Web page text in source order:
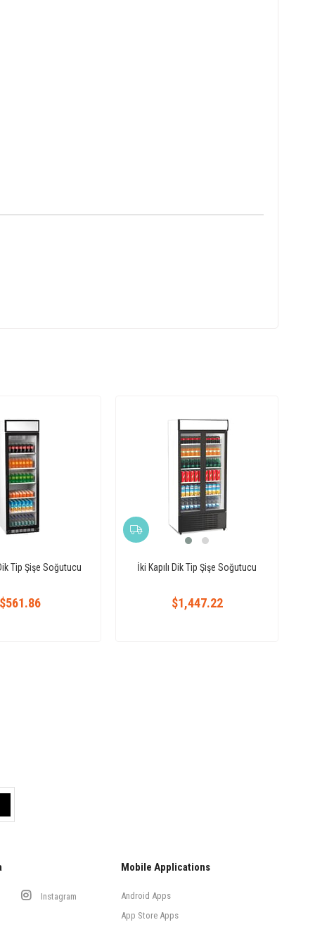
Tip Şişe Soğutucu İki Kapılı Dik Tip Şişe Soğutucu
$1,447.22
Instagram
Mobile Applications
Android Apps
App Store Apps